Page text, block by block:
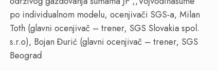
po individualnom modelu, ocenjivači SGS-a, Milan
Toth (glavni ocenjivač – trener, SGS Slovakia spol.
s.r.o), Bojan Đurić (glavni ocenjivač – trener, SGS
Beograd